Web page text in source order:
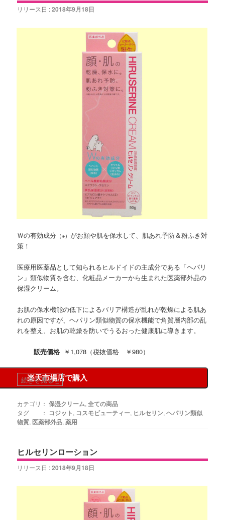
リリース日 :2018年9月18日
Ｗの有効成分 （※）がお顔や肌を保水して、肌あれ予防＆粉ふき対
策！
医療用医薬品として知られるヒルドイドの主成分である「ヘパリ
ン」類似物質を含む、化粧品メーカーから生まれた医薬部外品の
保湿クリーム。
お肌の保水機能の低下によるバリア構造が乱れが乾燥による肌あ
れの原因ですが、ヘパリン類似物質の保水機能で角質層内部の乱
れを整え、お肌の乾燥を防いでうるおった健康肌に導きます。
販売価格￥1,078（税抜価格 ￥980）
楽天市場店で購入
続きを見る»
カテゴリ： 保湿クリーム,全ての商品
タグ ： コジット, コスモビューティー, ヒルセリン,ヘパリン類似
物質,医薬部外品,薬用
ヒルセリンローション
リリース日 :2018年9月18日